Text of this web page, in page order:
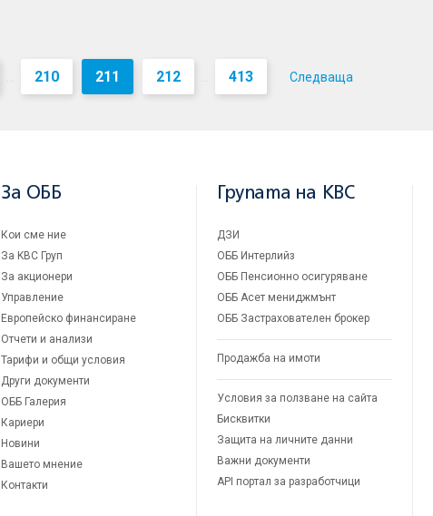
... 210 211 212 ... 413 Следваща
За ОББ
Кои сме ние
За KBC Груп
За акционери
Управление
Европейско финансиране
Отчети и анализи
Тарифи и общи условия
Други документи
ОББ Галерия
Кариери
Новини
Вашето мнение
Контакти
Групата на KBC
ДЗИ
ОББ Интерлийз
ОББ Пенсионно осигуряване
ОББ Асет мениджмънт
ОББ Застрахователен брокер
Продажба на имоти
Условия за ползване на сайта
Бисквитки
Защита на личните данни
Важни документи
API портал за разработчици